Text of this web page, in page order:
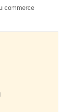
commerce